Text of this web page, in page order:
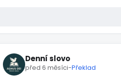
Denní slovo
před 6 měsíci-Překlad